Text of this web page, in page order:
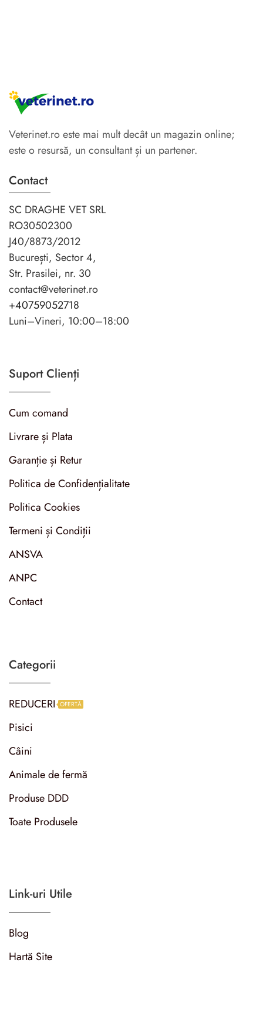
Veterinet.ro este mai mult decât un magazin online;
este o resursă, un consultant și un partener.
Contact
SC DRAGHE VET SRL
RO30502300
J40/8873/2012
București, Sector 4,
Str. Prasilei, nr. 30
contact@veterinet.ro
+40759052718
Luni–Vineri, 10:00–18:00
Suport Clienți
Cum comand
Livrare și Plata
Garanție și Retur
Politica de Confidențialitate
Politica Cookies
Termeni și Condiții
ANSVA
ANPC
Contact
Categorii
REDUCERI OFERTĂ
Pisici
Câini
Animale de fermă
Produse DDD
Toate Produsele
Link-uri Utile
Blog
Hartă Site